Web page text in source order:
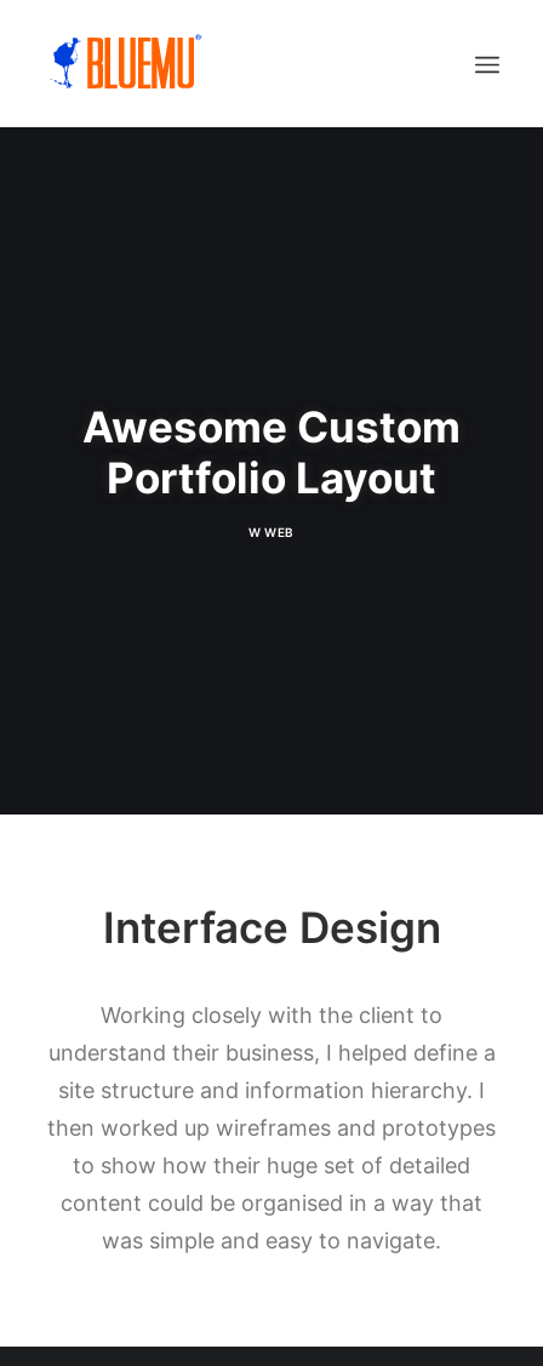
Awesome Custom
Portfolio Layout
WWEB
Interface Design
Working closely with the client to
understand their business, I helped define a
site structure and information hierarchy. I
then worked up wireframes and prototypes
to show how their huge set of detailed
content could be organised in a way that
was simple and easy to navigate.